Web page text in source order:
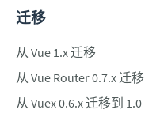
迁移
从 Vue 1.x 迁移
从 Vue Router 0.7.x 迁移
从 Vuex 0.6.x 迁移到 1.0